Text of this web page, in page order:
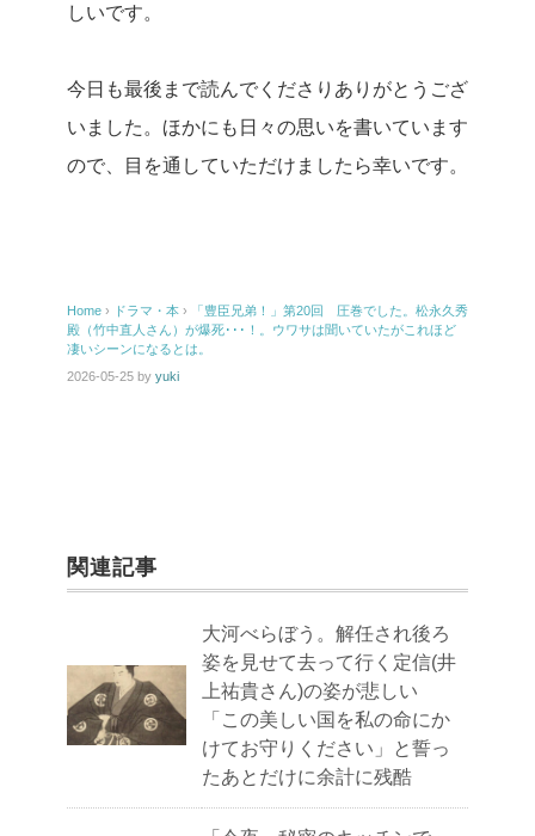
しいです。
今日も最後まで読んでくださりありがとうござ
いました。ほかにも日々の思いを書いています
ので、目を通していただけましたら幸いです。
Home › ドラマ・本 ›
「豊臣兄弟！」第20回 圧巻でした。松永久秀
殿（竹中直人さん）が爆死･･･！。ウワサは聞いていたがこれほど
凄いシーンになるとは。
2026-05-25 by yuki
関連記事
大河べらぼう。解任され後ろ
姿を見せて去って行く定信(井
上祐貴さん)の姿が悲しい
「この美しい国を私の命にか
けてお守りください」と誓っ
たあとだけに余計に残酷